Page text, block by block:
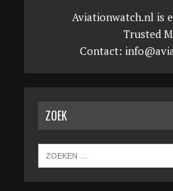
Aviationwatch.nl is
Trusted
Contact:
ZOEK